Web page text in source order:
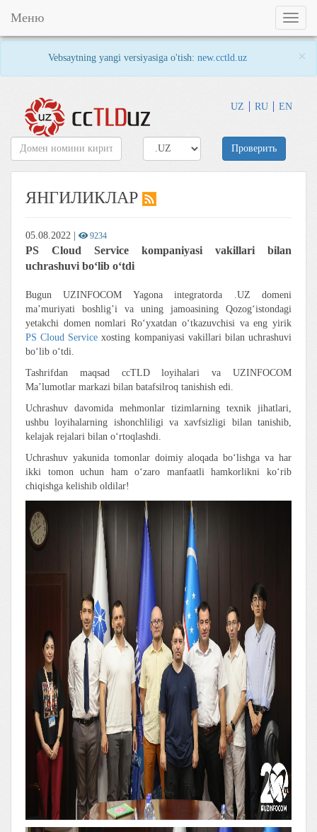
Vebsaytning yangi versiyasiga o'tish: new.cctld.uz ×
UZ RU EN
Toggle
Меню
Проверить
ЯНГИЛИКЛАР
05.08.2022 9234
PS Cloud Service kompaniyasi vakillari bilan
uchrashuvi boʻlib oʻtdi
Bugun UZINFOCOM Yagona integratorda .UZ domeni
maʼmuriyati boshlig’i va uning jamoasining Qozogʻistondagi
yetakchi domen nomlari Roʻyxatdan oʻtkazuvchisi va eng yirik
PS Cloud Service xosting kompaniyasi vakillari bilan uchrashuvi
boʻlib oʻtdi.
Tashrifdan maqsad ccTLD loyihalari va UZINFOCOM
Ma’lumotlar markazi bilan batafsilroq tanishish edi.
Uchrashuv davomida mehmonlar tizimlarning texnik jihatlari,
ushbu loyihalarning ishonchliligi va xavfsizligi bilan tanishib,
kelajak rejalari bilan o‘rtoqlashdi.
Uchrashuv yakunida tomonlar doimiy aloqada boʻlishga va har
ikki tomon uchun ham oʻzaro manfaatli hamkorlikni koʻrib
chiqishga kelishib oldilar!